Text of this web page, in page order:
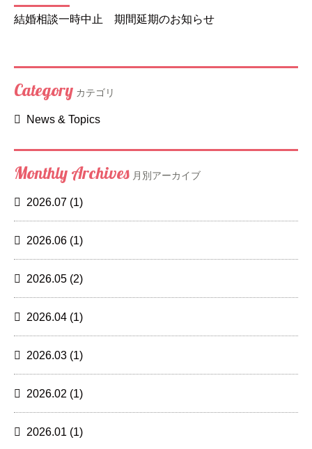
結婚相談一時中止 期間延期のお知らせ
Category カテゴリ
News & Topics
Monthly Archives 月別アーカイブ
2026.07 (1)
2026.06 (1)
2026.05 (2)
2026.04 (1)
2026.03 (1)
2026.02 (1)
2026.01 (1)